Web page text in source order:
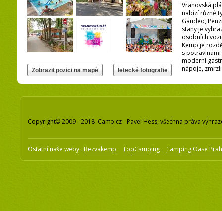
Vranovská
nabízí různé
Gaudeo,
stany je
osobních
Kemp je
s
moderní
nápoje,
Copyright© 2009 - 2018 Camp.cz - Pavel Hess, všechna práva
Ostatní naše weby: Bezvakemp TopCamping Camping Oase